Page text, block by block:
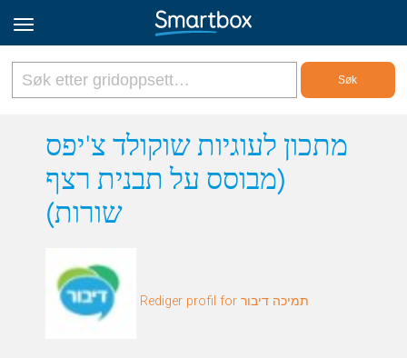
Online Grids
Logg inn
Norsk
מתכון לעוגיות שוקולד צ'יפס
(מבוסס על תבנית רצף
שורות)
Rediger profil for תמיכה דיבור